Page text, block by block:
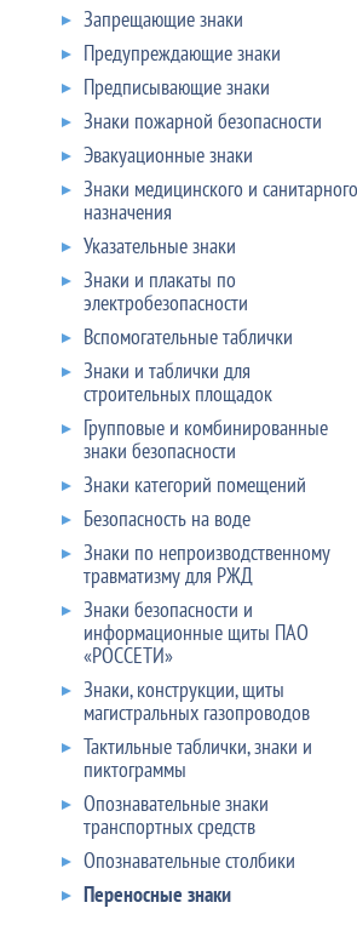
Запрещающие знаки
Предупреждающие знаки
Предписывающие знаки
Знаки пожарной безопасности
Эвакуационные знаки
Знаки медицинского и санитарного
назначения
Указательные знаки
Знаки и плакаты по
электробезопасности
Вспомогательные таблички
Знаки и таблички для
строительных площадок
Групповые и комбинированные
знаки безопасности
Знаки категорий помещений
Безопасность на воде
Знаки по непроизводственному
травматизму для РЖД
Знаки безопасности и
информационные щиты ПАО
«РОССЕТИ»
Знаки, конструкции, щиты
магистральных газопроводов
Тактильные таблички, знаки и
пиктограммы
Опознавательные знаки
транспортных средств
Опознавательные столбики
Переносные знаки